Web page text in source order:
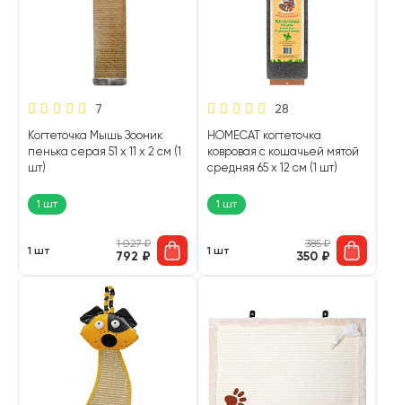
7
Когтеточка Мышь Зооник
пенька серая 51 х 11 х 2 см (1
шт)
1 шт
1 шт
1 027₽
792 ₽
28
HOMECAT когтеточка
ковровая с кошачьей мятой
средняя 65 х 12 см (1 шт)
1 шт
1 шт
385₽
350 ₽